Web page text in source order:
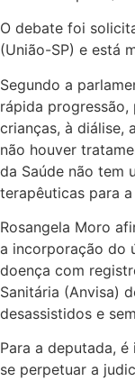
O debate foi
(União-SP) e está
Segundo a
rápida
crianças, à diálise,
não houver
da Saúde não tem
terapêuticas para
Rosangela Moro
a incorporação do
doença com
Sanitária (Anvisa)
desassistidos e
Para a deputada,
se perpetuar a